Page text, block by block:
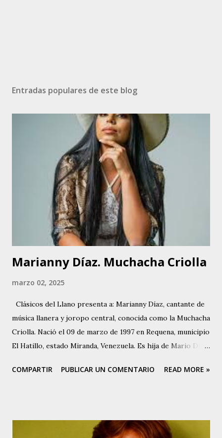
Entradas populares de este blog
Marianny Díaz. Muchacha Criolla
marzo 02, 2025
Clásicos del Llano presenta a: Marianny Díaz, cantante de
música llanera y joropo central, conocida como la Muchacha
Criolla. Nació el 09 de marzo de 1997 en Requena, municipio
El Hatillo, estado Miranda, Venezuela. Es hija de Mario Díaz
central, conocido como El Poeta de Requena. Marianny
Marianny tiene varios éxitos en su carrera como cantante
COMPARTIR PUBLICAR UN COMENTARIO READ MORE »